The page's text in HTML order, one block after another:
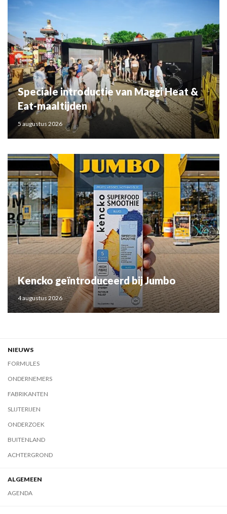
Speciale introductie van Maggi Heat &
Eat-maaltijden
5 augustus 2026
Kencko geïntroduceerd bij Jumbo
4 augustus 2026
NIEUWS
FORMULES
ONDERNEMERS
FABRIKANTEN
SLIJTERIJEN
ONDERZOEK
BUITENLAND
ACHTERGROND
ALGEMEEN
AGENDA